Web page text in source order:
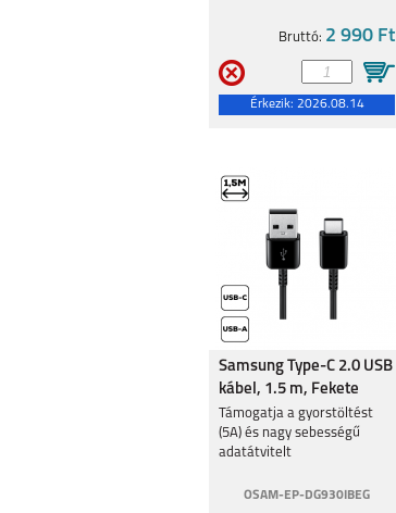
Bruttó: 2 990 Ft
Érkezik: 2026.08.14
Samsung Type-C 2.0 USB
kábel, 1.5 m, Fekete
Támogatja a gyorstöltést
(5A) és nagy sebességű
adatátvitelt
OSAM-EP-DG930IBEG